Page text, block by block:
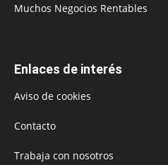
Muchos Negocios Rentables
Enlaces de interés
Aviso de cookies
Contacto
Trabaja con nosotros